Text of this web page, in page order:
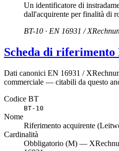
Un identificatore di
dall'acquirente per finalità di
BT-10 · EN 16931 /
Scheda di riferimento
Dati canonici EN 16931 /
commerciale — citabili da questo
Codice BT
BT-10
Nome
Riferimento acquirente
Cardinalità
Obbligatorio (M) —